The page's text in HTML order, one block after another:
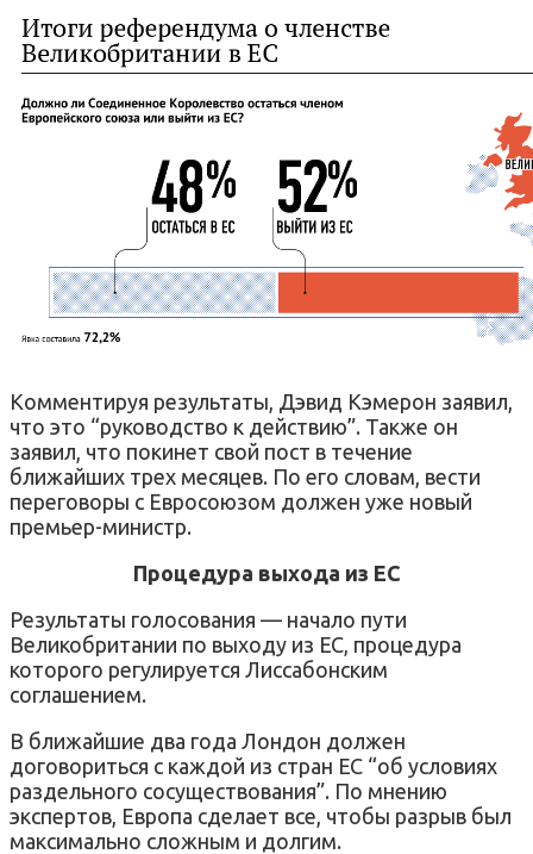
Комментируя результаты, Дэвид Кэмерон заявил,
что это “руководство к действию”. Также он
заявил, что покинет свой пост в течение
ближайших трех месяцев. По его словам, вести
переговоры с Евросоюзом должен уже новый
премьер-министр.
Процедура выхода из ЕС
Результаты голосования — начало пути
Великобритании по выходу из ЕС, процедура
которого регулируется Лиссабонским
соглашением.
В ближайшие два года Лондон должен
договориться с каждой из стран ЕС “об условиях
раздельного сосуществования”. По мнению
экспертов, Европа сделает все, чтобы разрыв был
максимально сложным и долгим.